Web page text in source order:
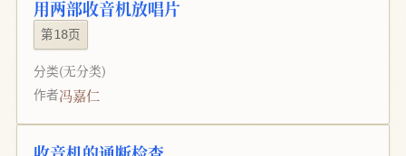
用两部收音机放唱片
第18页
分类(无分类)
作者冯嘉仁